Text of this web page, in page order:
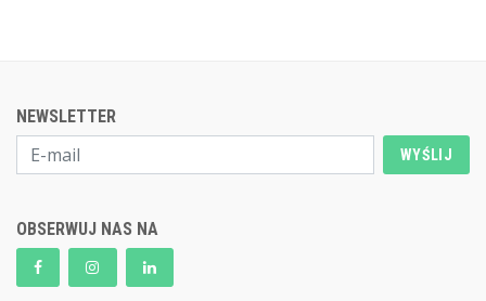
NEWSLETTER
WYŚLIJ
OBSERWUJ NAS NA